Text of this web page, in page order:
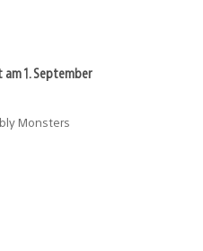
am 1. September
Monsters